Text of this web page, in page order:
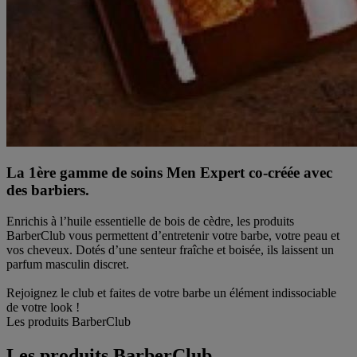
La 1ère gamme de soins Men Expert co-créée avec
des barbiers.
Enrichis à l’huile essentielle de bois de cèdre, les produits
BarberClub vous permettent d’entretenir votre barbe, votre peau et
vos cheveux. Dotés d’une senteur fraîche et boisée, ils laissent un
parfum masculin discret.
Rejoignez le club et faites de votre barbe un élément indissociable
de votre look !
Les produits BarberClub